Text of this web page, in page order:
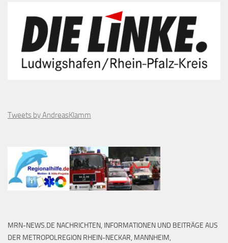
Tweets by AndreasKlamm
MRN-NEWS.DE NACHRICHTEN, INFORMATIONEN UND BEITRÄGE AUS
DER METROPOLREGION RHEIN-NECKAR, MANNHEIM,